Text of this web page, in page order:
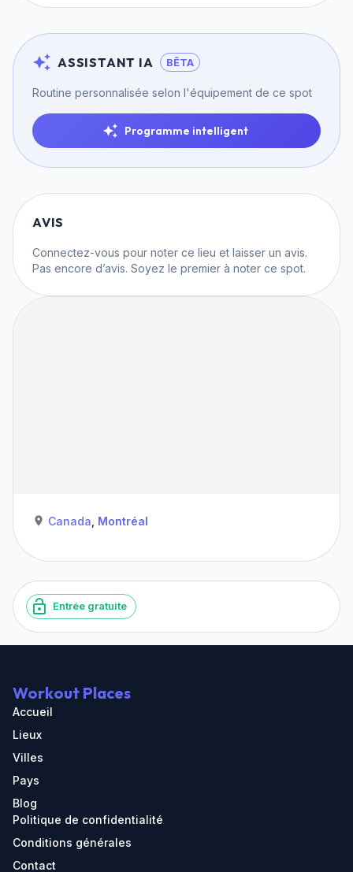
ASSISTANT IA BÊTA
Routine personnalisée selon l'équipement de ce spot
Programme intelligent
AVIS
Connectez-vous pour noter ce lieu et laisser un avis.
Pas encore d’avis. Soyez le premier à noter ce spot.
Canada Montréal
Entrée gratuite
Workout Places
Accueil
Lieux
Villes
Pays
Blog
Politique de confidentialité
Conditions générales
Contact